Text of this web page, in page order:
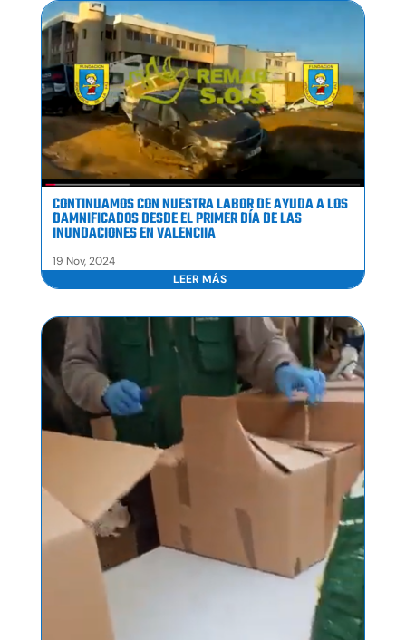
CONTINUAMOS CON NUESTRA LABOR DE AYUDA A LOS
DAMNIFICADOS DESDE EL PRIMER DÍA DE LAS
INUNDACIONES EN VALENCIIA
19 Nov, 2024
LEER MÁS